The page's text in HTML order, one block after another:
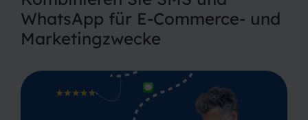
WhatsApp für E-Commerce- und
Marketingzwecke